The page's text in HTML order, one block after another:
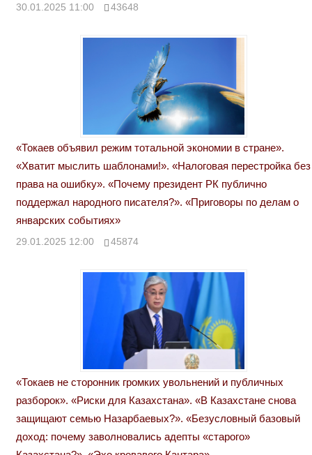
30.01.2025 11:00 43648
«Токаев объявил режим тотальной экономии в стране».
«Хватит мыслить шаблонами!». «Налоговая перестройка без
права на ошибку». «Почему президент РК публично
поддержал народного писателя?». «Приговоры по делам о
январских событиях»
29.01.2025 12:00 45874
«Токаев не сторонник громких увольнений и публичных
разборок». «Риски для Казахстана». «В Казахстане снова
защищают семью Назарбаевых?». «Безусловный базовый
доход: почему заволновались адепты «старого»